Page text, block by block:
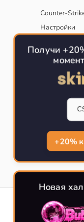
Counter-
Настройки
Тактики
Конфиг для
Как
Инста
Рабочий
Получи
+20%
Новая